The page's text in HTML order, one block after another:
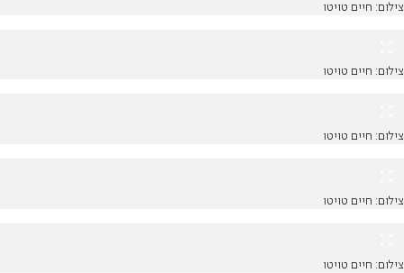
צילום: חיים טויטו
צילום: חיים טויטו
צילום: חיים טויטו
צילום: חיים טויטו
צילום: חיים טויטו